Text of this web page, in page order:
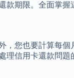
期限。全面掌握
您也要計算每
信用卡還款問